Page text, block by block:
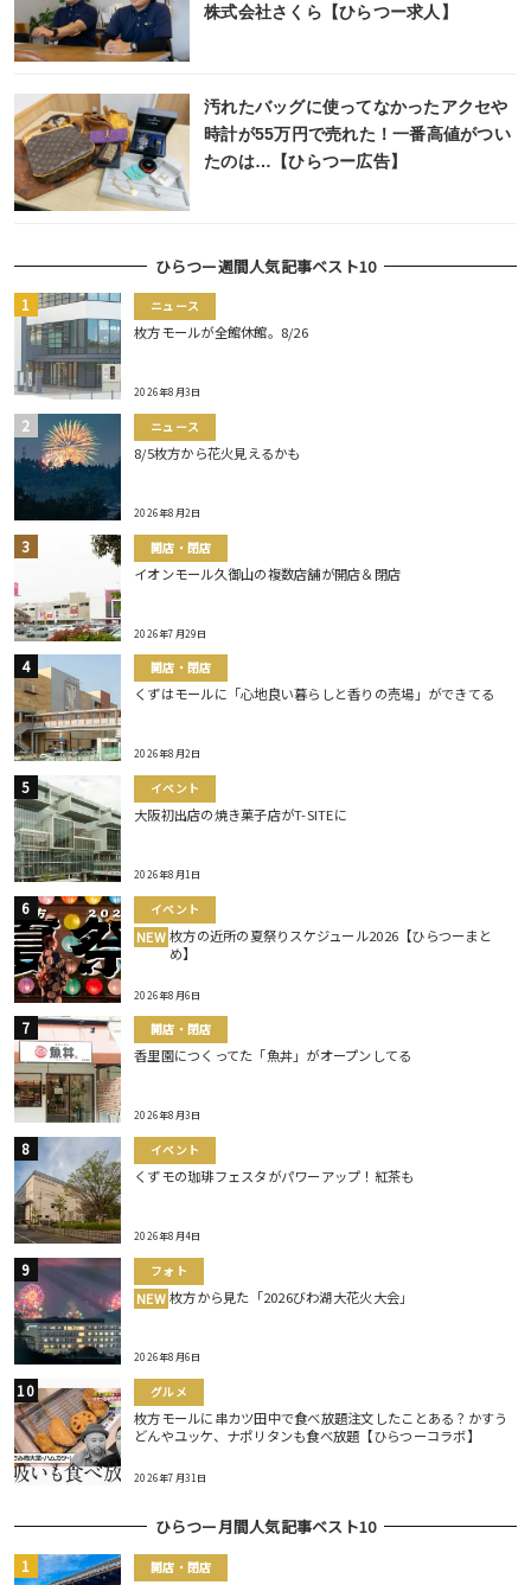
株式会社さくら【ひらつー求人】
汚れたバッグに使ってなかったアクセや
時計が55万円で売れた！一番高値がつい
たのは…【ひらつー広告】
ひらつー週間人気記事ベスト10
ニュース
枚方モールが全館休館。8/26
2026年8月3日
ニュース
8/5枚方から花火見えるかも
2026年8月2日
開店・閉店
イオンモール久御山の複数店舗が開店＆閉店
2026年7月29日
開店・閉店
くずはモールに「心地良い暮らしと香りの売場」ができてる
2026年8月2日
イベント
大阪初出店の焼き菓子店がT-SITEに
2026年8月1日
イベント
NEW 枚方の近所の夏祭りスケジュール2026【ひらつーまと
め】
2026年8月6日
開店・閉店
香里園につくってた「魚丼」がオープンしてる
2026年8月3日
イベント
くずモの珈琲フェスタがパワーアップ！紅茶も
2026年8月4日
フォト
NEW 枚方から見た「2026びわ湖大花火大会」
2026年8月6日
グルメ
枚方モールに串カツ田中で食べ放題注文したことある？かすう
どんやユッケ、ナポリタンも食べ放題【ひらつーコラボ】
2026年7月31日
ひらつー月間人気記事ベスト10
開店・閉店